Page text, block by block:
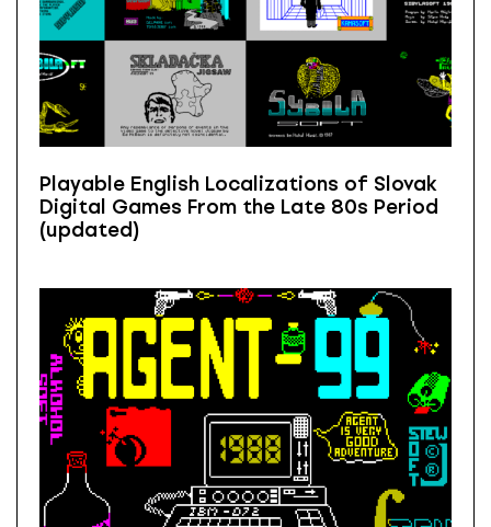
Playable English Localizations of Slovak
Digital Games From the Late 80s Period
(updated)